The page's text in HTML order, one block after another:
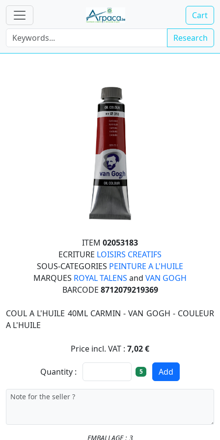
Cart
Research
ITEM 02053183
ECRITURE LOISIRS CREATIFS
SOUS-CATEGORIES PEINTURE A L'HUILE
MARQUES ROYAL TALENS and VAN GOGH
BARCODE 8712079219369
COUL A L'HUILE 40ML CARMIN - VAN GOGH - COULEUR
A L'HUILE
Price incl. VAT : 7,02 €
Quantity : 5 Add
EMBALLAGE : 3